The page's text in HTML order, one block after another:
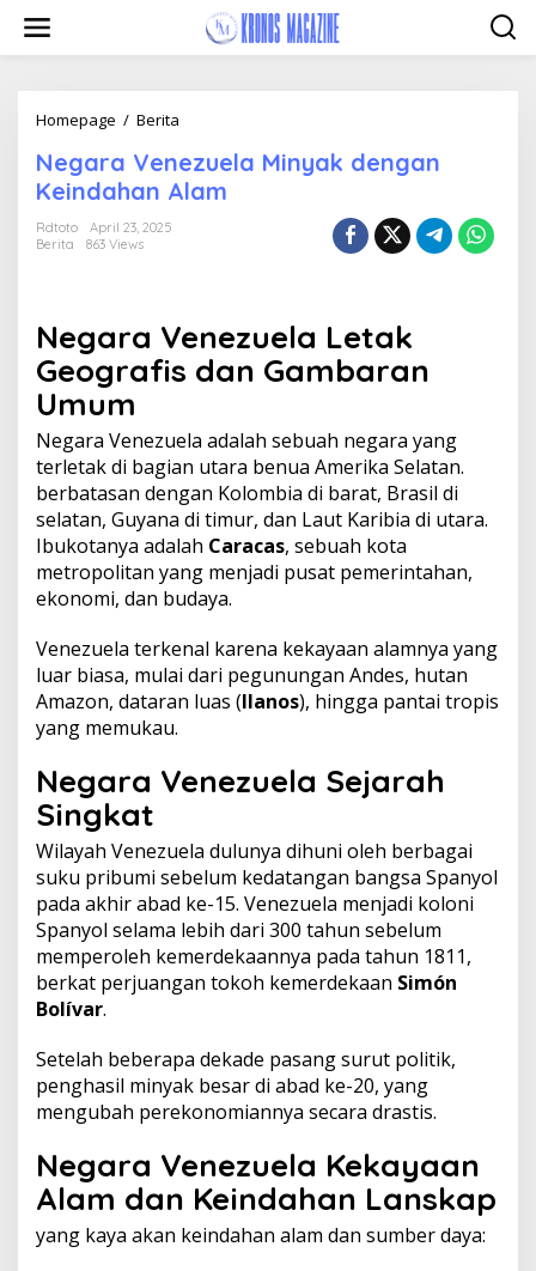
content
Homepage / Berita
Minyak
dengan
Keindahan
Negara Venezuela Minyak dengan
Keindahan Alam
Rdtoto
April 23, 2025
Berita
863 Views
Negara Venezuela Letak
Geografis dan Gambaran
Umum
Negara Venezuela adalah sebuah negara yang
terletak di bagian utara benua Amerika Selatan.
berbatasan dengan Kolombia di barat, Brasil di
selatan, Guyana di timur, dan Laut Karibia di utara.
Ibukotanya adalah Caracas, sebuah kota
metropolitan yang menjadi pusat pemerintahan,
ekonomi, dan budaya.
Venezuela terkenal karena kekayaan alamnya yang
luar biasa, mulai dari pegunungan Andes, hutan
Amazon, dataran luas (llanos), hingga pantai tropis
yang memukau.
Negara Venezuela Sejarah
Singkat
Wilayah Venezuela dulunya dihuni oleh berbagai
suku pribumi sebelum kedatangan bangsa Spanyol
pada akhir abad ke-15. Venezuela menjadi koloni
Spanyol selama lebih dari 300 tahun sebelum
memperoleh kemerdekaannya pada tahun 1811,
berkat perjuangan tokoh kemerdekaan Simón
Bolívar.
Setelah beberapa dekade pasang surut politik,
penghasil minyak besar di abad ke-20, yang
mengubah perekonomiannya secara drastis.
Negara Venezuela Kekayaan
Alam dan Keindahan Lanskap
yang kaya akan keindahan alam dan sumber daya: